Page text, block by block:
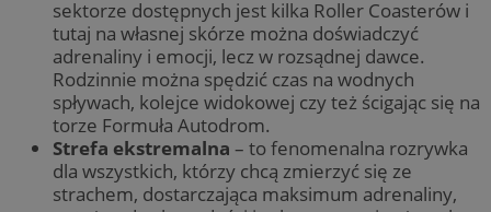
sektorze dostępnych jest kilka Roller Coasterów i
tutaj na własnej skórze można doświadczyć
adrenaliny i emocji, lecz w rozsądnej dawce.
Rodzinnie można spędzić czas na wodnych
spływach, kolejce widokowej czy też ścigając się na
torze Formuła Autodrom.
Strefa ekstremalna – to fenomenalna rozrywka
dla wszystkich, którzy chcą zmierzyć się ze
strachem, dostarczająca maksimum adrenaliny,